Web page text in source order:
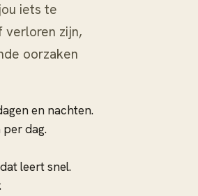
iets te
verloren zijn,
oorzaken
en nachten.
per dag.
leert snel.